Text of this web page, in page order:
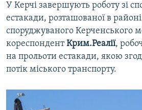
Усі сайти RFE/RL
У Керчі завершують роботу зі
естакади, розташованої в
споруджуваного Керченського
кореспондентКрим.Реалії,
на прольоти естакади, якою
потік міського транспорту.